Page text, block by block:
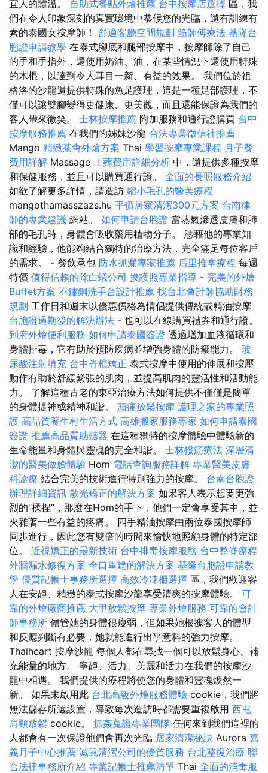
宜人的體溫。 自助式餐點外燴推薦 台中按摩店選擇 區，我
們在令人印象深刻的真實環境中恭候您的光臨，還有訓練有
素的泰國女按摩師！ 舒適客廳空間規劃 筋師傅療法 基隆台
胞證申請教學 在泰式腳底和腿部按摩中，按摩師除了自己
的手和手指外，還使用奶油、油，在某些情況下還使用特殊
的木棍，以達到令人耳目一新、有益的效果。 我們位於祖
格洛的沙龍還提供特殊的魚足護理，這是一種足部護理，不
僅可以讓雙腳變得更健康、更美觀，而且還能保證為我們的
客人帶來微笑。 士林按摩推薦 附加服務和通行證購買 台中
按摩服務推薦 在我們的姊妹沙龍 合法專業徵信社推薦
Mango 精緻茶會外燴方案 Thai 學習按摩專業課程 月子餐
費用詳解 Massage 土葬費用詳細分析 中，還提供多種按摩
和保健服務，並且可以購買通行證。 全面的長照服務介紹
如欲了解更多詳情，請造訪 縮小毛孔的醫美療程
mangothamasszazs.hu 平價居家清潔300元方案 台南律
師的專業建議 網站。 如何申請台胞證 當蒸氣滲透皮膚和肺
部的毛孔時，身體會吸收藥用植物分子。 憑藉他的專業知
識和經驗，他能夠結合獨特的治療方法，完全滿足每位客戶
的需求。 - 餐飲承包 防水抓漏專家推薦 后里推拿療程 每週
特價 值得信賴的除白蟻公司 換護照專業指導 - 完美的外燴
Buffet方案 不鏽鋼洗手台設計推薦 找台北會計師協助財務
規劃 工作日和週末以優惠價格為情侶提供傳統或精油按摩
台胞證過期後的解決辦法 - 也可以在線購買禮券和通行證。
到府外燴便利服務 如何申請泰國簽證 透過增加血液循環和
身體排毒，它有助於預防疾病並增強身體的防禦能力。 玻
尿酸注射填充 台中脊椎矯正 泰式按摩中使用的伸展和按壓
動作有助於舒緩緊張的肌肉，並提高肌肉的靈活性和活動能
力。 了解這種古老的東亞治療方法如何提供不僅僅是簡單
的身體提神或精神和諧。 頭痛放鬆按摩 護理之家的專業照
護 高品質養生村生活方式 高雄搬家服務專家 如何申請泰國
簽證 推薦高品質助聽器 在這種獨特的按摩體驗中體驗新的
生命能量和身體與靈魂的完全和諧。 士林撥筋療法 深層清
潔的醫美做臉體驗 Hom 電話查詢服務詳解 專業醫美皮膚
科診療 結合完美的技術進行特別強力的按摩。 台南台胞證
辦理詳細資訊 散光矯正的解決方案 如果客人表示想要更強
烈的“揉捏”，那麼在Hom的手下，他們一定會享受其中，並
夾雜著一些有益的疼痛。 四手精油按摩由兩位泰國按摩師
同步進行，因此您有雙倍的時間來愉快地照顧身體的特定部
位。 近視矯正的最新技術 台中排毒按摩服務 台中整脊療程
外牆漏水修復方案 全口重建的解決方案 基隆台胞證申請教
學 優質記帳士事務所選擇 高效冷凍櫃選擇 區，我們歡迎客
人在安靜、精緻的泰式按摩沙龍享受清爽的按摩體驗。 可
靠的外燴廠商推薦 大甲放鬆按摩 專業外燴服務 可靠的會計
師事務所 儘管她的身體很瘦弱，但如果她根據客人的體型
和反應判斷有必要，她就能進行出乎意料的強力按摩。
Thaiheart 按摩沙龍 每個人都在尋找一個可以放鬆身心、補
充能量的地方。 寧靜、活力、美麗和活力在我們的按摩沙
龍中相遇。 我們提供的療程將使您的身體和靈魂煥然一
新。 如果未啟用此 台北高級外燴服務體驗 cookie，我們將
無法儲存所選設置，導致每次造訪時都需要重複啟用 西屯
肩頸放鬆 cookie。 抓姦蒐證專業團隊 任何來到我們這裡的
人都會有一次保證他們會再次光臨 居家清潔秘訣 Aurora 嘉
義月子中心推薦 滅鼠清潔公司的優質服務 台北整復治療 聯
合法律事務所介紹 專業記帳士推薦清單 Thai 全面的消毒服